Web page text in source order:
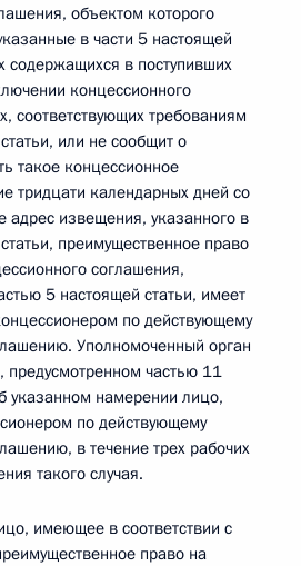
объектом которого
в части 5 настоящей
содержащихся в поступивших
концессионного
соответствующих требованиям
или не сообщит о
такое концессионное
тридцати календарных дней со
адрес извещения, указанного в
преимущественное право
соглашения,
5 настоящей статьи, имеет
по действующему
Уполномоченный орган
предусмотренном частью 11
указанном намерении лицо,
по действующему
в течение трех рабочих
такого случая.
имеющее в соответствии с
право на